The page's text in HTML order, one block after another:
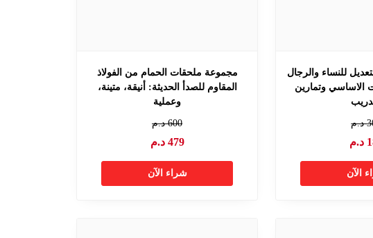
للنساء والرجال
الاساسي وتمارين
د.م
د.م
الآن
مجموعة ملحقات الحمام من الفولاذ
المقاوم للصدأ الحديثة: أنيقة، متينة،
وعملية
600د.م
479 د.م
شراء الآن